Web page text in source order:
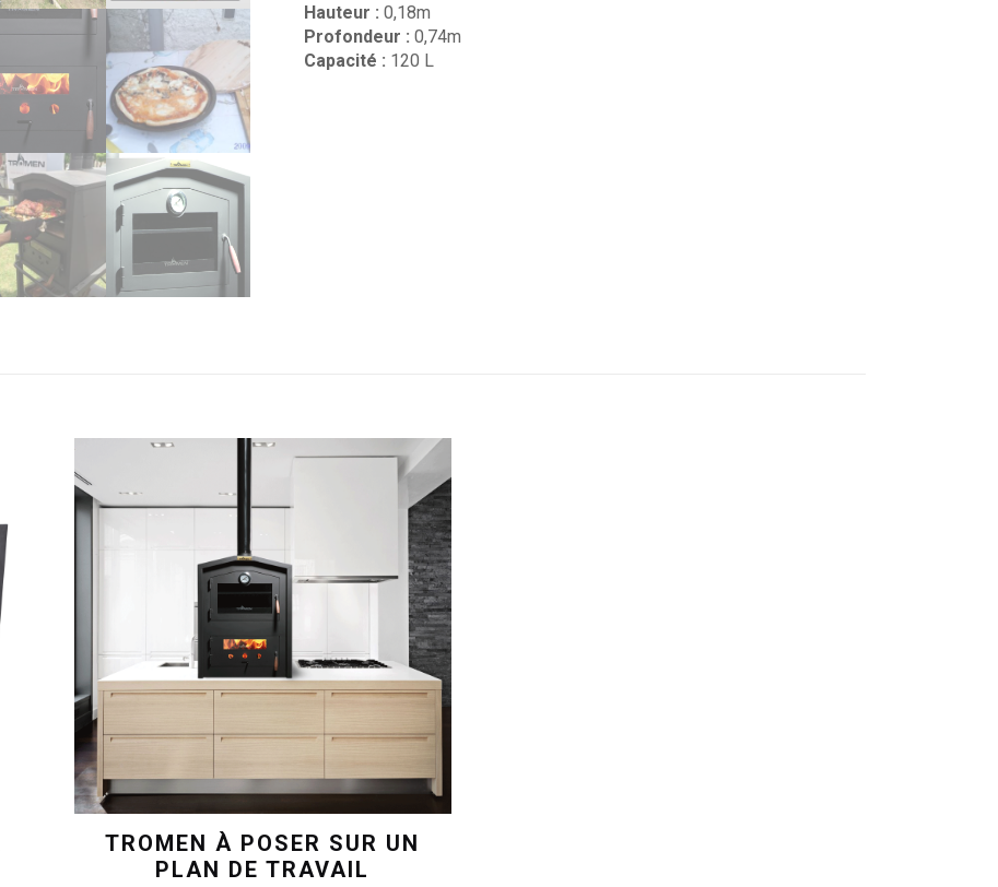
Hauteur : 0,18m
Profondeur : 0,74m
Capacité : 120 L
TROMEN À POSER SUR UN
PLAN DE TRAVAIL